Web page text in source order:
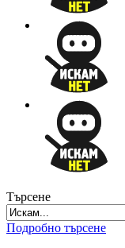
Търсене
Подробно търсене